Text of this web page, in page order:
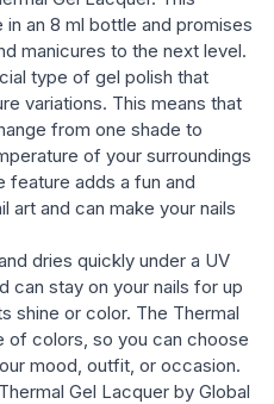
an 8 ml bottle and promises
manicures to the next level.
type of gel polish that
variations. This means that
from one shade to
of your surroundings
feature adds a fun and
art and can make your nails
dries quickly under a UV
can stay on your nails for up
shine or color. The Thermal
of colors, so you can choose
mood, outfit, or occasion.
Gel Lacquer by Global